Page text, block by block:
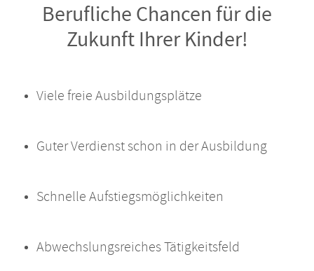
Berufliche Chancen für die
Zukunft Ihrer Kinder!
Viele freie Ausbildungsplätze
Guter Verdienst schon in der Ausbildung
Schnelle Aufstiegsmöglichkeiten
Abwechslungsreiches Tätigkeitsfeld